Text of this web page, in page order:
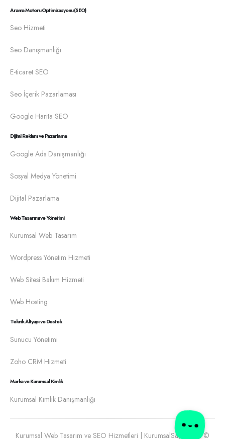
Arama Motoru Optimizasyonu (SEO)
Seo Hizmeti
Seo Danışmanlığı
E-ticaret SEO
Seo İçerik Pazarlaması
Google Harita SEO
Dijital Reklam ve Pazarlama
Google Ads Danışmanlığı
Sosyal Medya Yönetimi
Dijital Pazarlama
Web Tasarımı ve Yönetimi
Kurumsal Web Tasarım
Wordpress Yönetim Hizmeti
Web Sitesi Bakım Hizmeti
Web Hosting
Teknik Altyapı ve Destek
Sunucu Yönetimi
Zoho CRM Hizmeti
Marka ve Kurumsal Kimlik
Kurumsal Kimlik Danışmanlığı
Kurumsal Web Tasarım ve SEO Hizmetleri | KurumsalSayfa.com ©